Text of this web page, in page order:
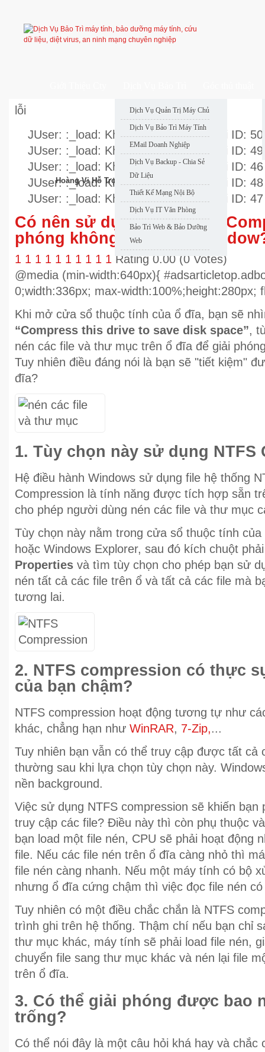
Dịch Vụ Quản Trị Máy Chủ
Dịch Vụ Bảo Trì Máy Tính
EMail Doanh Nghiệp
Dịch Vụ Backup - Chia Sẻ
Dữ Liệu
Thiết Kế Mạng Nội Bộ
Dịch Vụ IT Văn Phòng
Bảo Trì Web & Bảo Dưỡng
Web
lỗi
JUser: :_load: Không thể nạp user với ID: 50
JUser: :_load: Không thể nạp user với ID: 49
JUser: :_load: Không thể nạp user với ID: 46
JUser: :_load: Không thể nạp user với ID: 48
JUser: :_load: Không thể nạp user với ID: 47
Có nên sử dụng Full-Drive
phóng không gian trên
1 1 1 1 1 1 1 1 1 1 Rating 0.00 (0 Votes)
@media (min-width:640px){
0;width:336px; max-width:100%;height:280px;
Khi mở cửa sổ thuộc tính của ổ đĩa, bạn sẽ
“Compress this drive to save disk space”,
nén các file và thư mục trên ổ đĩa để giải
Tuy nhiên điều đáng nói là bạn sẽ "tiết kiệm"
đĩa?
1. Tùy chọn này sử dụng NTFS
Hệ điều hành Windows sử dụng file hệ thống
Compression là tính năng được tích hợp sẵn
cho phép người dùng nén các file và thư mục
Tùy chọn này nằm trong cửa sổ thuộc tính
hoặc Windows Explorer, sau đó kích chuột
Properties và tìm tùy chọn cho phép bạn sử
nén tất cả các file trên ổ và tất cả các file mà
tương lai.
2. NTFS compression có thực
của bạn chậm?
NTFS compression hoạt động tương tự như
khác, chẳng hạn như WinRAR, 7-Zip,...
Tuy nhiên bạn vẫn có thể truy cập được tất cả
thường sau khi lựa chọn tùy chọn này.
nền background.
Việc sử dụng NTFS compression sẽ khiến bạn
truy cập các file? Điều này thì còn phụ thuộc
bạn load một file nén, CPU sẽ phải hoạt động
file. Nếu các file nén trên ổ đĩa càng nhỏ thì
file nén càng nhanh. Nếu một máy tính có bộ
nhưng ổ đĩa cứng chậm thì việc đọc file nén
Tuy nhiên có một điều chắc chắn là NTFS
trình ghi trên hệ thống. Thậm chí nếu bạn chỉ
thư mục khác, máy tính sẽ phải load file nén,
chuyển file sang thư mục khác và nén lại file
trên ổ đĩa.
3. Có thể giải phóng được bao
trống?
Có thể nói đây là một câu hỏi khá hay và chắc
Hoàng Vi Hỗ Trợ Nhanh